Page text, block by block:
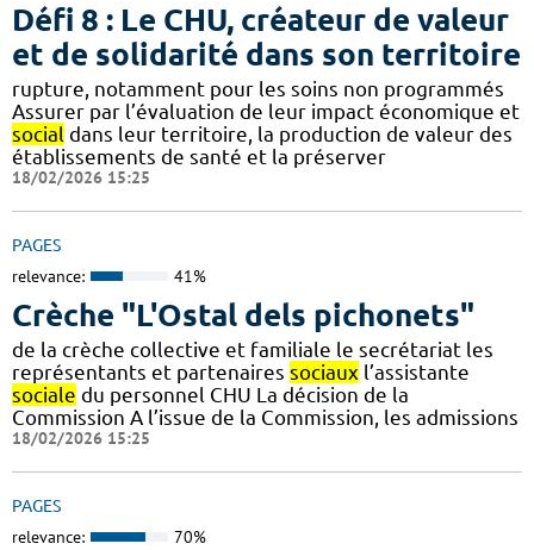
Défi 8 : Le CHU, créateur de valeur
et de solidarité dans son territoire
rupture, notamment pour les soins non programmés
Assurer par l’évaluation de leur impact économique et
social dans leur territoire, la production de valeur des
établissements de santé et la préserver
18/02/2026 15:25
PAGES
relevance: 41%
Crèche "L'Ostal dels pichonets"
de la crèche collective et familiale le secrétariat les
représentants et partenaires sociaux l’assistante
sociale du personnel CHU La décision de la
Commission A l’issue de la Commission, les admissions
18/02/2026 15:25
PAGES
relevance: 70%